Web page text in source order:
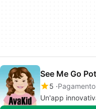
See Me Go
5 Pagamento
Un'app